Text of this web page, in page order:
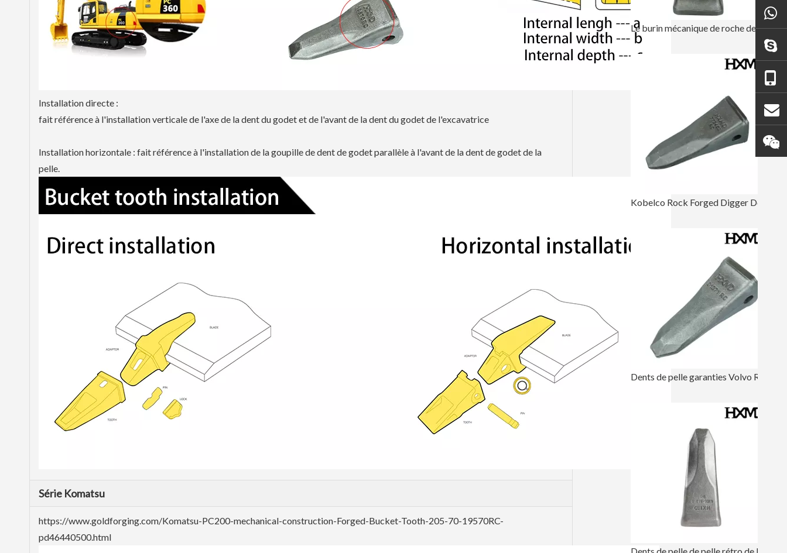
Installation directe :
fait référence à l'installation verticale de l'axe de la dent du godet et de l'avant de la dent du godet de l'excavatrice
Installation horizontale : fait référence à l'installation de la goupille de dent de godet parallèle à l'avant de la dent de godet de la
pelle.
Série Komatsu
https://www.goldforging.com/Komatsu-PC200-mechanical-construction-Forged-Bucket-Tooth-205-70-19570RC-
pd46440500.html
Le burin mécanique de roche de KOMATSU PC400 a forgé la dent 208-70-14152RC de seau